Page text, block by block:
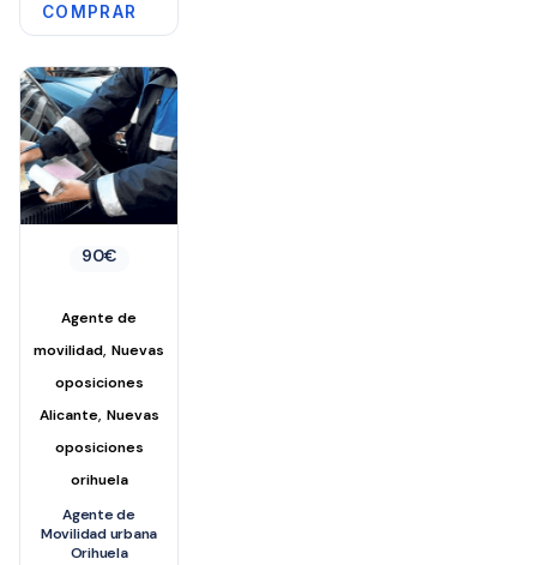
COMPRAR
90€
Agente de
movilidad,Nuevas
oposiciones
Alicante, Nuevas
oposiciones
orihuela
Agente de
Movilidad urbana
Orihuela